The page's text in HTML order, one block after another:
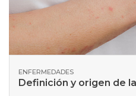
ENFERMEDADES
Definición y origen de